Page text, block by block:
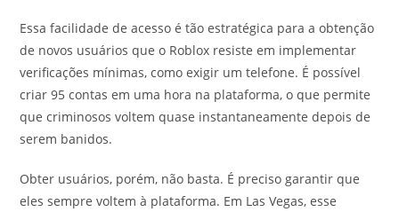
Essa facilidade de acesso é tão estratégica para a obtenção
de novos usuários que o Roblox resiste em implementar
verificações mínimas, como exigir um telefone. É possível
criar 95 contas em uma hora na plataforma, o que permite
que criminosos voltem quase instantaneamente depois de
serem banidos.
Obter usuários, porém, não basta. É preciso garantir que
eles sempre voltem à plataforma. Em Las Vegas, esse